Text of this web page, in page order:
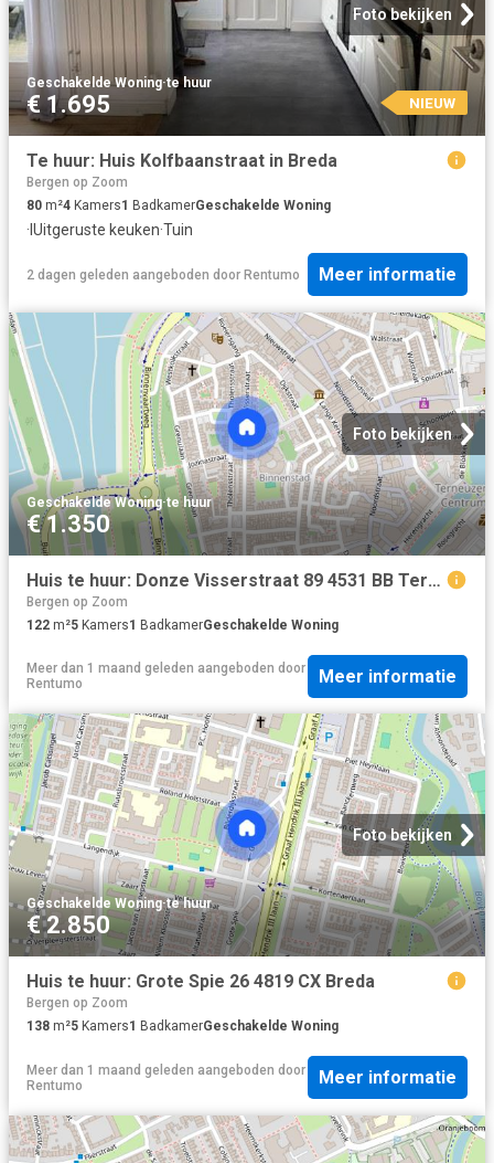
Foto bekijken
Geschakelde Woning·te huur
€ 1.695 NIEUW
Te huur: Huis Kolfbaanstraat in Breda
Bergen op Zoom
80 m²4 Kamers1 BadkamerGeschakelde Woning
· IUitgeruste keuken·Tuin
2 dagen geleden aangeboden door Rentumo Meer informatie
Foto bekijken
Geschakelde Woning·te huur
€ 1.350
Huis te huur: Donze Visserstraat 89 4531 BB Terneuzen
Bergen op Zoom
122 m²5 Kamers1 BadkamerGeschakelde Woning
Meer dan 1 maand geleden aangeboden door
Rentumo
Meer informatie
Foto bekijken
Geschakelde Woning·te huur
€ 2.850
Huis te huur: Grote Spie 26 4819 CX Breda
Bergen op Zoom
138 m²5 Kamers1 BadkamerGeschakelde Woning
Meer dan 1 maand geleden aangeboden door
Rentumo
Meer informatie